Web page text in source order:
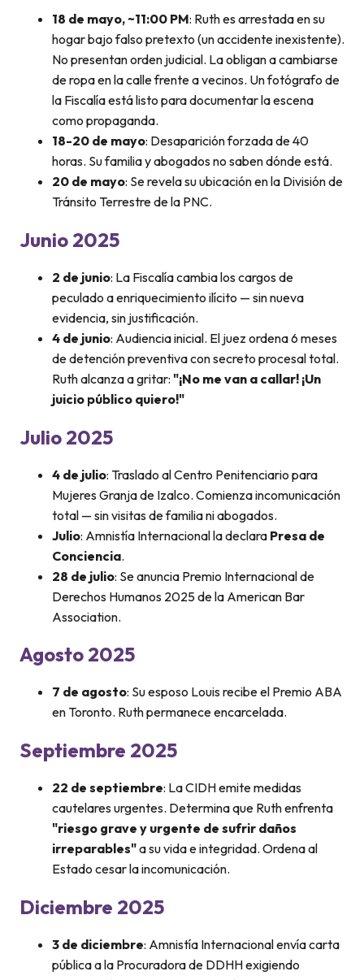
18 de mayo, ~11:00 PM: Ruth es arrestada en su
hogar bajo falso pretexto (un accidente inexistente).
No presentan orden judicial. La obligan a cambiarse
de ropa en la calle frente a vecinos. Un fotógrafo de
la Fiscalía está listo para documentar la escena
como propaganda.
18-20 de mayo: Desaparición forzada de 40
horas. Su familia y abogados no saben dónde está.
20 de mayo: Se revela su ubicación en la División de
Tránsito Terrestre de la PNC.
Junio 2025
2 de junio: La Fiscalía cambia los cargos de
peculado a enriquecimiento ilícito — sin nueva
evidencia, sin justificación.
4 de junio: Audiencia inicial. El juez ordena 6 meses
de detención preventiva con secreto procesal total.
Ruth alcanza a gritar: "¡No me van a callar! ¡Un
juicio público quiero!"
Julio 2025
4 de julio: Traslado al Centro Penitenciario para
Mujeres Granja de Izalco. Comienza incomunicación
total — sin visitas de familia ni abogados.
Julio: Amnistía Internacional la declara Presa de
Conciencia.
28 de julio: Se anuncia Premio Internacional de
Derechos Humanos 2025 de la American Bar
Association.
Agosto 2025
7 de agosto: Su esposo Louis recibe el Premio ABA
en Toronto. Ruth permanece encarcelada.
Septiembre 2025
22 de septiembre: La CIDH emite medidas
cautelares urgentes. Determina que Ruth enfrenta
"riesgo grave y urgente de sufrir daños
irreparables"a su vida e integridad. Ordena al
Estado cesar la incomunicación.
Diciembre 2025
3 de diciembre: Amnistía Internacional envía carta
pública a la Procuradora de DDHH exigiendo